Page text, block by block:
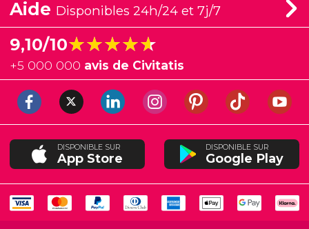
Aide Disponibles 24h/24 et 7j/7
9,10/10★★★★★
★★★★★
+5 000 000 avis de Civitatis
DISPONIBLE SUR
App Store
DISPONIBLE SUR
Google Play